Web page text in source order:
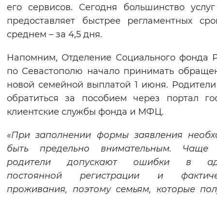
Вернуть стандартные настройки
его сервисов. Сегодня большинство
предоставляет быстрее регламентных
среднем – за 4,5 дня.
Напомним, Отделение Социального фонда
по Севастополю начало принимать
новой семейной выплатой 1 июня. Родители
обратиться за пособием через портал
клиентские службы фонда и МФЦ.
«При заполнении формы заявления
быть предельно внимательным. Чаще
родители допускают ошибки в
постоянной регистрации и
проживания, поэтому семьям, которые